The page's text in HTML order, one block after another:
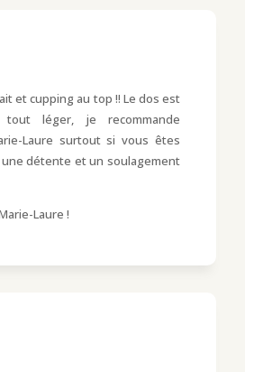
et cupping au top !! Le dos est
léger, je recommande
Laure surtout si vous êtes
une détente et un soulagement
Laure !